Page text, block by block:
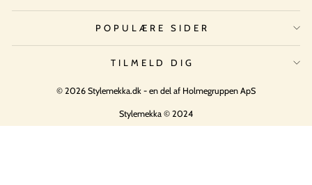
POPULÆRE SIDER
TILMELD DIG
© 2026 Stylemekka.dk - en del af Holmegruppen ApS
Stylemekka © 2024